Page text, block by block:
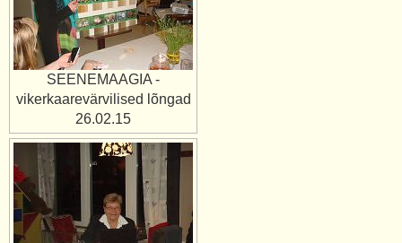
SEENEMAAGIA -
vikerkaarevärvilised lõngad
26.02.15